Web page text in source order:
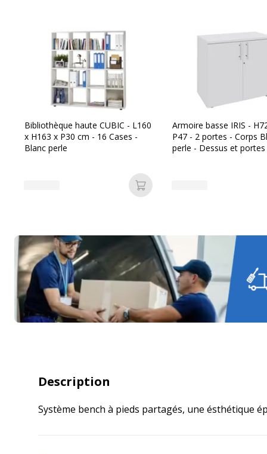
Bibliothèque haute CUBIC - L160
x H163 x P30 cm - 16 Cases -
Blanc perle
Ajouter au panier
Armoire basse IRIS -
P47 - 2 portes - Corps
perle - Dessus et
Description
Système bench à pieds partagés, une ésthétique